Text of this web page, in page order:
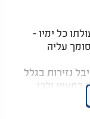
כל ימיו -
עליה
נזירות בגלל
ולכן
היחידי